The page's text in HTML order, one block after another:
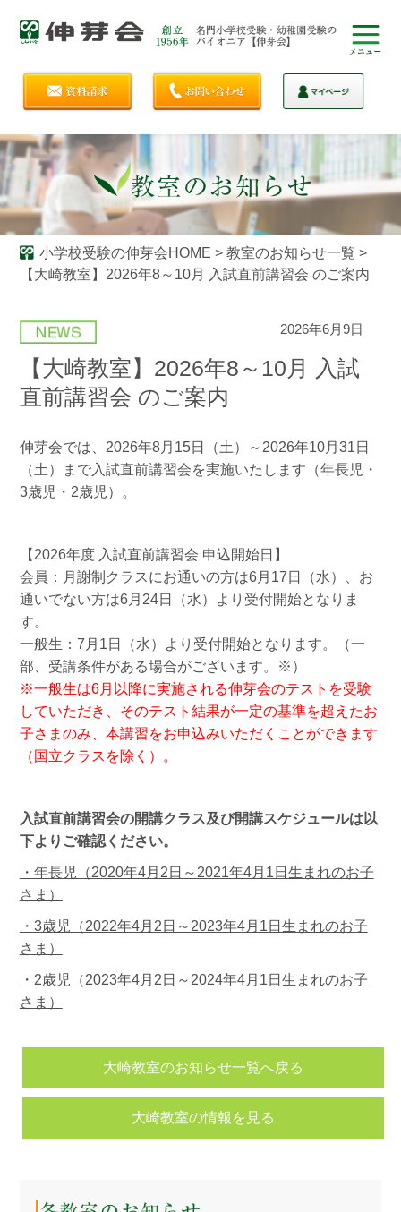
小学校受験の伸芽会HOME > 教室のお知らせ一覧 >
【大崎教室】2026年8～10月 入試直前講習会 のご案内
2026年6月9日
【大崎教室】2026年8～10月 入試
直前講習会 のご案内
伸芽会では、2026年8月15日（土）～2026年10月31日
（土）まで入試直前講習会を実施いたします（年長児・
3歳児・2歳児）。
【2026年度 入試直前講習会 申込開始日】
会員：月謝制クラスにお通いの方は6月17日（水）、お
通いでない方は6月24日（水）より受付開始となりま
す。
一般生：7月1日（水）より受付開始となります。（一
部、受講条件がある場合がございます。※）
※一般生は6月以降に実施される伸芽会のテストを受験
していただき、そのテスト結果が一定の基準を超えたお
子さまのみ、本講習をお申込みいただくことができます
（国立クラスを除く）。
入試直前講習会の開講クラス及び開講スケジュールは以
下よりご確認ください。
・年長児（2020年4月2日～2021年4月1日生まれのお子
さま）
・3歳児（2022年4月2日～2023年4月1日生まれのお子
さま）
・2歳児（2023年4月2日～2024年4月1日生まれのお子
さま）
大崎教室のお知らせ一覧へ戻る
大崎教室の情報を見る